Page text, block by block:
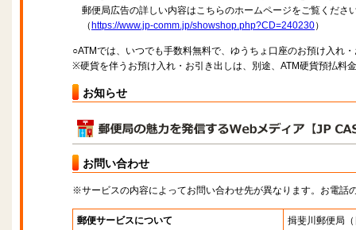
郵便局広告の詳しい内容はこちらのホームページをご覧くださ
（ https://www.jp-comm.jp/showshop.php?CD=240230）
○ATMでは、いつでも手数料無料で、ゆうちょ口座のお預け入れ
※硬貨を伴うお預け入れ・お引き出しは、別途、ATM硬貨預払料
お知らせ
お問い合わせ
※サービスの内容によってお問い合わせ先が異なります。お電話
郵便サービスについて 揖斐川郵便局